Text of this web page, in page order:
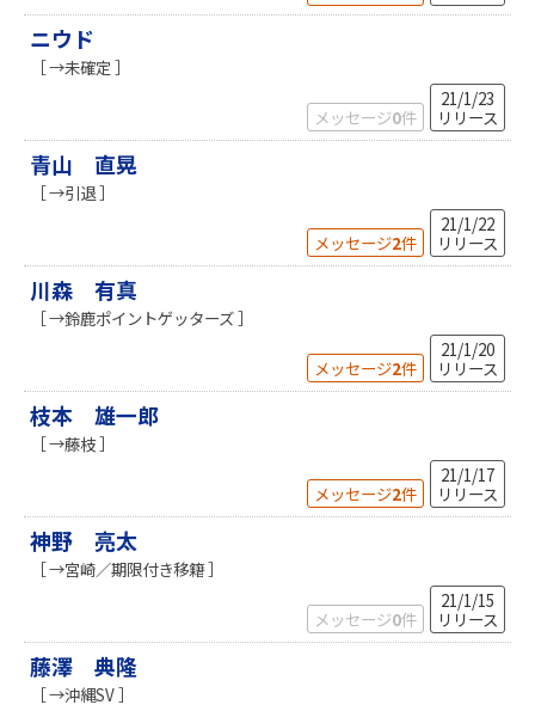
ニウド
［ →未確定 ］
メッセージ0件
21/1/23
リリース
青山 直晃
［ →引退 ］
メッセージ2件
21/1/22
リリース
川森 有真
［ →鈴鹿ポイントゲッターズ ］
メッセージ2件
21/1/20
リリース
枝本 雄一郎
［ →藤枝 ］
メッセージ2件
21/1/17
リリース
神野 亮太
［ →宮崎／期限付き移籍 ］
メッセージ0件
21/1/15
リリース
藤澤 典隆
［ →沖縄SV ］